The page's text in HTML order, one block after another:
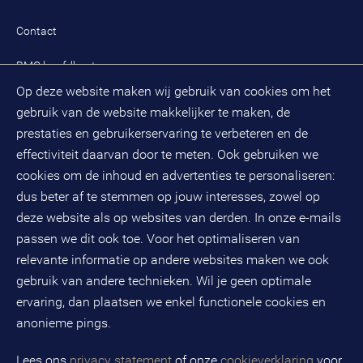
Op deze website maken wij gebruik van cookies om het
gebruik van de website makkelijker te maken, de
prestaties en gebruikerservaring te verbeteren en de
effectiviteit daarvan door te meten. Ook gebruiken we
cookies om de inhoud en advertenties te personaliseren:
dus beter af te stemmen op jouw interesses, zowel op
deze website als op websites van derden. In onze e-mails
passen we dit ook toe. Voor het optimaliseren van
relevante informatie op andere websites maken we ook
gebruik van andere technieken. Wil je geen optimale
ervaring, dan plaatsen we enkel functionele cookies en
anonieme pings.
Meest gestelde vragen mijn BMC
Evenementen
Public spirit
Contact
BMC hoofdkantoor
(033) 496 52 00
Databankweg 26 D
3821 ALAmersfoort
Postbus 490
3800 AL Amersfoort
KvK-nummer: 32078667
BTW-nummer: NL808663598B01
Volg ons op social media
BMC is een geregistreerd handelsmerk van BMC groep B.V.